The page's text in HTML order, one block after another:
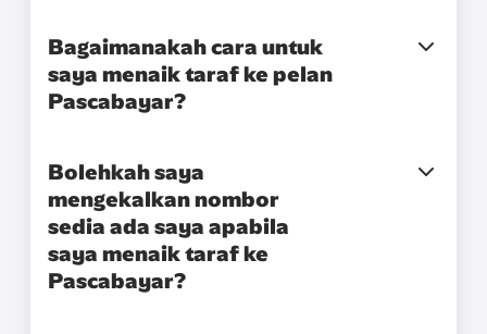
Bagaimanakah cara untuk
saya menaik taraf ke pelan
Pascabayar?
Bolehkah saya
mengekalkan nombor
sedia ada saya apabila
saya menaik taraf ke
Pascabayar?